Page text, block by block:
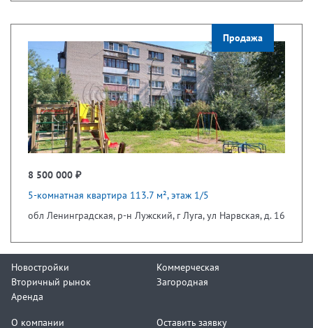
Продажа
8 500 000 ₽
5-комнатная квартира 113.7 м², этаж 1/5
обл Ленинградская, р-н Лужский, г Луга, ул Нарвская, д. 16
Новостройки
Вторичный рынок
Аренда
Коммерческая
Загородная
О компании Оставить заявку